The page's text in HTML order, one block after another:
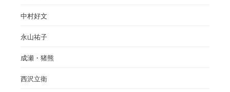
中村好文
永山祐子
成瀬・猪熊
西沢立衛